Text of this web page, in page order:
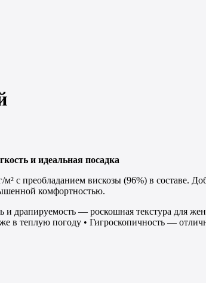
и идеальная посадка
с преобладанием вискозы (96%) в составе.
комфортностью.
и драпируемость — роскошная текстура для
в теплую погоду • Гигроскопичность —